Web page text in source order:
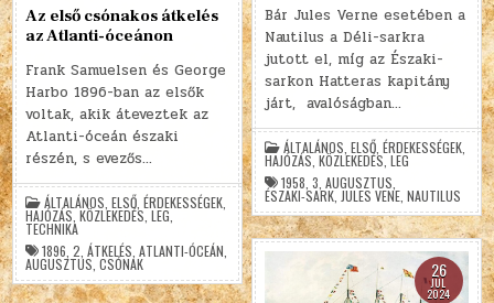
Bár Jules Verne esetében a
Nautilus a Déli-sarkra
jutott el, míg az Északi-
sarkon Hatteras kapitány
járt, avalóságban…
ÁLTALÁNOS ,ELSŐ ,ÉRDEKESSÉGEK
HAJÓZÁS ,KÖZLEKEDÉS ,LEG
1958 ,3 ,AUGUSZTUS
ÉSZAKI-SARK JULES VENE ,NAUTILUS
Az első csónakos átkelés
az Atlanti-óceánon
Frank Samuelsen és George
Harbo 1896-ban az elsők
voltak, akik áteveztek az
Atlanti-óceán északi
részén, s evezős…
ÁLTALÁNOS,ELSŐ,ÉRDEKESSÉGEK,
HAJÓZÁS,KÖZLEKEDÉS,LEG,
TECHNIKA
1896,2,ÁTKELÉS,ATLANTI-ÓCEÁN,
AUGUSZTUS,CSÓNAK 26
JÚL
2024